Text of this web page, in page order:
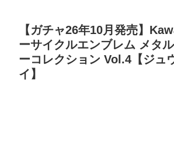
【ガチャ26年10月発売】
ーサイクルエンブレム メタ
ーコレクション Vol.4【ジュ
イ】